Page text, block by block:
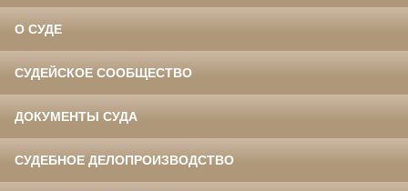
О СУДЕ
СУДЕЙСКОЕ СООБЩЕСТВО
ДОКУМЕНТЫ СУДА
СУДЕБНОЕ ДЕЛОПРОИЗВОДСТВО